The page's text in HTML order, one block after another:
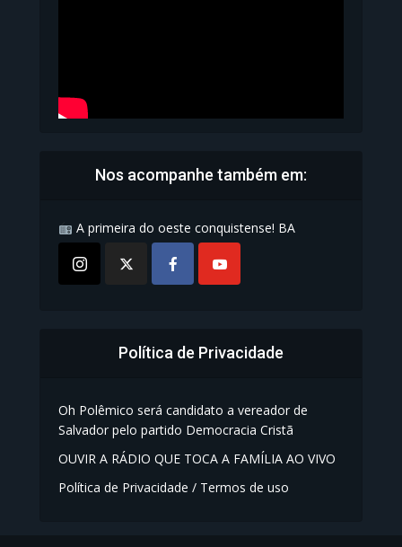
Nos acompanhe também em:
A primeira do oeste conquistense! BA
Política de Privacidade
Oh Polêmico será candidato a vereador de
Salvador pelo partido Democracia Cristã
OUVIR A RÁDIO QUE TOCA A FAMÍLIA AO VIVO
Política de Privacidade / Termos de uso